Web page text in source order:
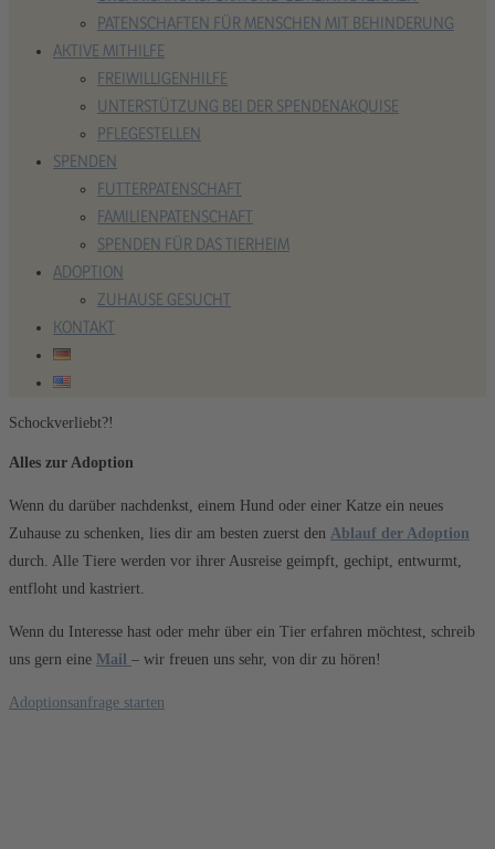
PATENSCHAFTEN FÜR MENSCHEN MIT BEHINDERUNG
AKTIVE MITHILFE
FREIWILLIGENHILFE
UNTERSTÜTZUNG BEI DER SPENDENAKQUISE
PFLEGESTELLEN
SPENDEN
FUTTERPATENSCHAFT
FAMILIENPATENSCHAFT
SPENDEN FÜR DAS TIERHEIM
ADOPTION
ZUHAUSE GESUCHT
KONTAKT
Schockverliebt?!
Alles zur Adoption
Wenn du darüber nachdenkst, einem Hund oder einer Katze ein neues
Zuhause zu schenken, lies dir am besten zuerst den Ablauf der Adoption
durch. Alle Tiere werden vor ihrer Ausreise geimpft, gechipt, entwurmt,
entfloht und kastriert.
Wenn du Interesse hast oder mehr über ein Tier erfahren möchtest, schreib
uns gern eine Mail – wir freuen uns sehr, von dir zu hören!
Adoptionsanfrage starten